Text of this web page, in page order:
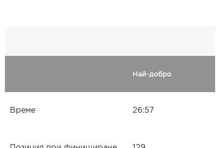
Най-добро
Време 26:57